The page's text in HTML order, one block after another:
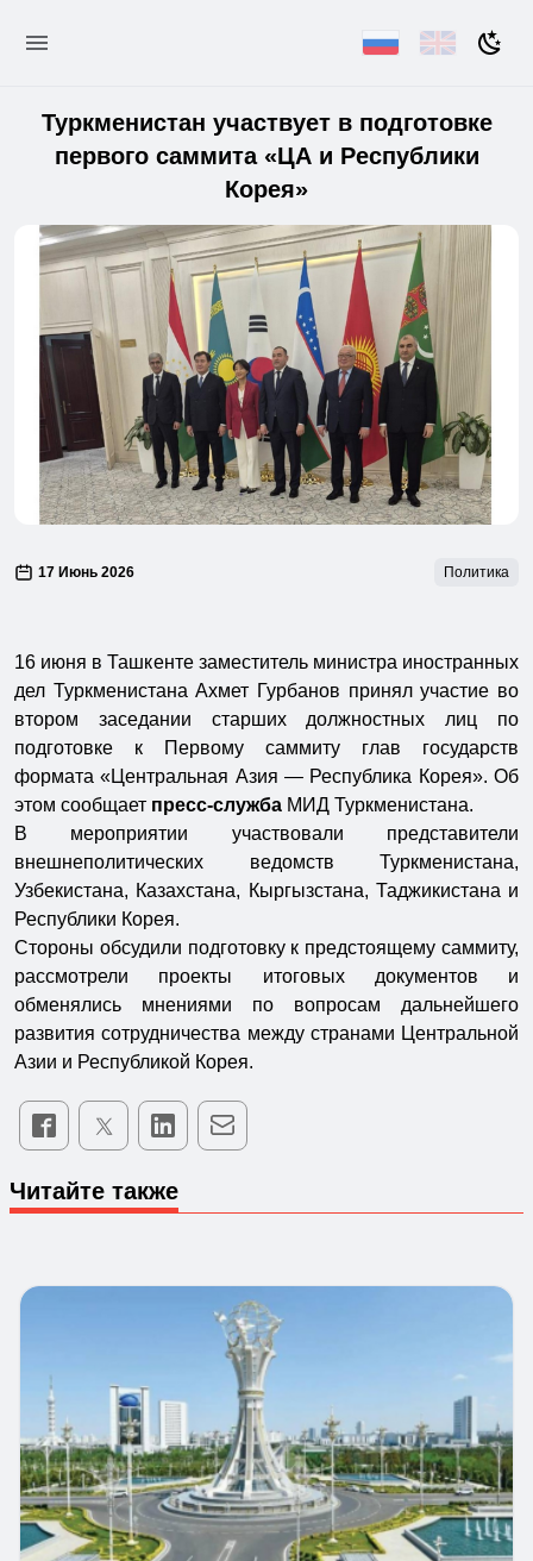
Туркменистан участвует в подготовке
первого саммита «ЦА и Республики
Корея»
17 Июнь 2026 Политика
16 июня в Ташкенте заместитель министра иностранных
дел Туркменистана Ахмет Гурбанов принял участие во
втором заседании старших должностных лиц по
подготовке к Первому саммиту глав государств
формата «Центральная Азия — Республика Корея». Об
этом сообщает пресс-служба МИД Туркменистана.
В мероприятии участвовали представители
внешнеполитических ведомств Туркменистана,
Узбекистана, Казахстана, Кыргызстана, Таджикистана и
Республики Корея.
Стороны обсудили подготовку к предстоящему саммиту,
рассмотрели проекты итоговых документов и
обменялись мнениями по вопросам дальнейшего
развития сотрудничества между странами Центральной
Азии и Республикой Корея.
Читайте также